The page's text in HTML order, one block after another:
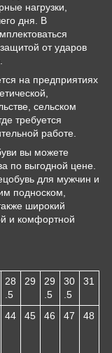
нагрузки,
дня. В
от ударов
на предприятиях
сельском
требуется
работе.
вы можете
по выгодной цене.
для мужчин и
подноском,
широкий
и комфортной
28
.5
29
29
.5
30
.5
31
44 45 46 47 48